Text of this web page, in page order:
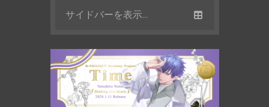
サイドバーを表示...